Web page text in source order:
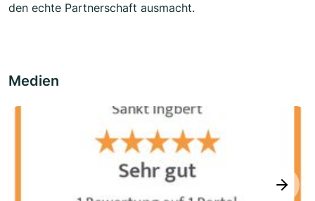
den echte Partnerschaft ausmacht.
Medien
next